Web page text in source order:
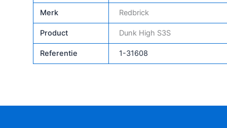
Merk Redbrick
Product Dunk High S3S
Referentie 1-31608